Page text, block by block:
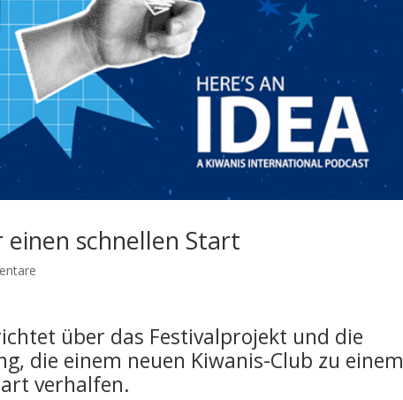
schnellen Start
über das Festivalprojekt und die
die einem neuen Kiwanis-Club zu einem
verhalfen.